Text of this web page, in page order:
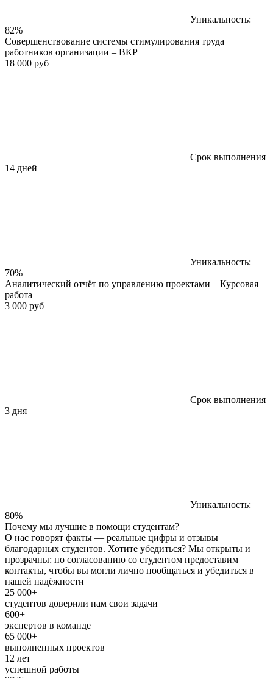
Уникальность:
82%
Совершенствование системы стимулирования труда
работников организации – ВКР
18 000 руб
Срок выполнения
14 дней
Уникальность:
70%
Аналитический отчёт по управлению проектами – Курсовая
работа
3 000 руб
Срок выполнения
3 дня
Уникальность:
80%
Почему мы лучшие в помощи студентам?
О нас говорят факты — реальные цифры и отзывы
благодарных студентов. Хотите убедиться? Мы открыты и
прозрачны: по согласованию со студентом предоставим
контакты, чтобы вы могли лично пообщаться и убедиться в
нашей надёжности
25 000+
студентов доверили нам свои задачи
600+
экспертов в команде
65 000+
выполненных проектов
12 лет
успешной работы